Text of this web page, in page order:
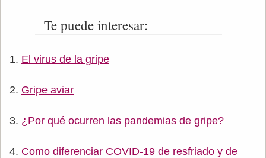
Te puede interesar:
El virus de la gripe
Gripe aviar
¿Por qué ocurren las pandemias de gripe?
Como diferenciar COVID-19 de resfriado y de